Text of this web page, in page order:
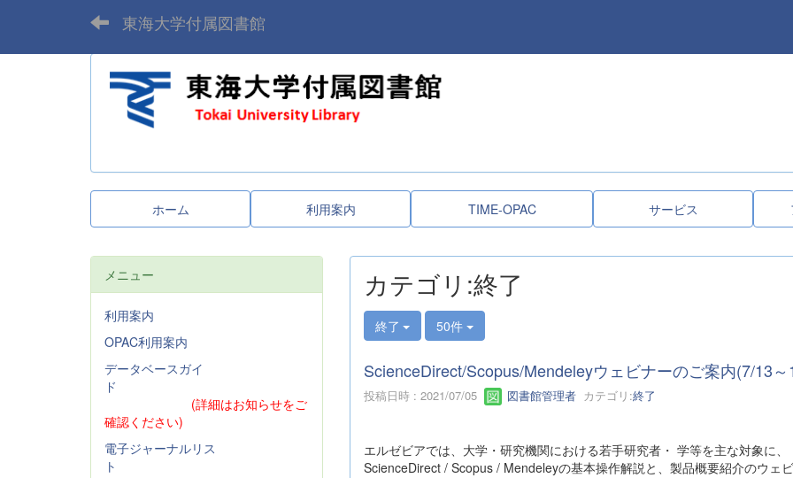
東海大学付属図書館
ホーム 利用案内 TIME-OPAC サービス
カテゴリ:終了
終了 50件
ScienceDirect/Scopus/Mendeleyウェビナーのご案内(7/13～
投稿日時 : 2021/07/05 図書館管理者カテゴリ:終了
エルゼビアでは、大学・研究機関における若手研究者・ 学等を主な対象に、
ScienceDirect / Scopus / Mendeleyの基本操作解説と、製品概要紹介のウェ
メニュー
利用案内
OPAC利用案内
データベースガイ
ド
(詳細はお知らせをご
確認ください)
電子ジャーナルリス
ト